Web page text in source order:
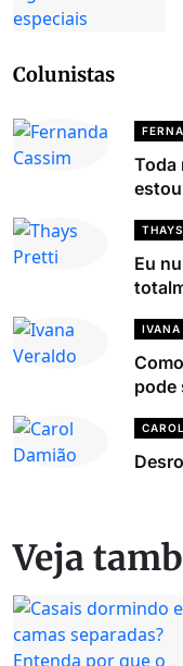
Colunistas
Toda
Eu
IVANA
pode
Veja